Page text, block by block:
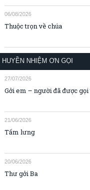
06/08/2026
Thuộc trọn về chúa
HUYỀN NHIỆM ƠN GỌI
27/07/2026
Gởi em – người đã được
21/06/2026
Tấm lưng
20/06/2026
Thư gởi Ba